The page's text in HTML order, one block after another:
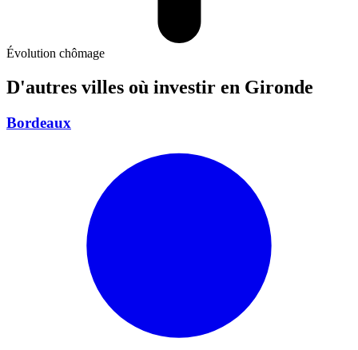
Évolution chômage
D'autres villes où investir en Gironde
Bordeaux